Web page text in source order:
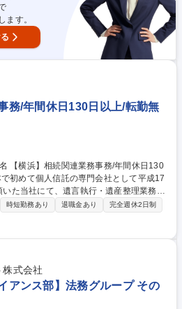
ます。
務/年間休日130日以上/転勤無
た当社にて、遺言執行・遺産整理業務を
。 【詳細】財産の名義移転
の作成/相続人の調査～確定/相続発生後
書士への相続登記依頼/遺言書の作成補助
育】OJTで先輩社員から業務を教わりま
と共同で担当し、将来的には弁護士の指
。1人あたりの案件数は、平均15～20件
時短勤務あり 退職金あり
完全週休2日制
式会社
アンス部】法務グループ その